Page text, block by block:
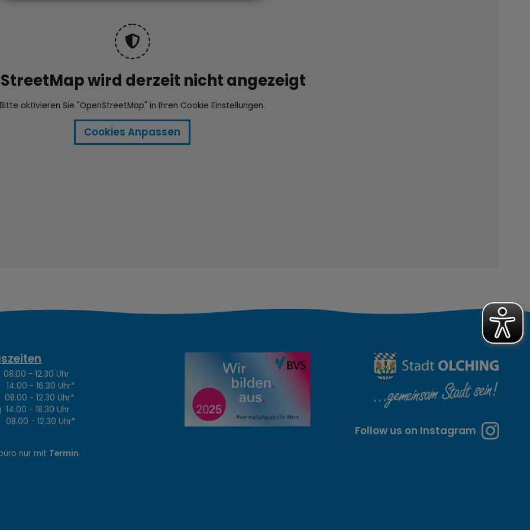
wird derzeit nicht angezeigt
Bitte aktivieren Sie "OpenStreetMap" in Ihren Cookie Einstellungen.
Cookies Anpassen
- 12.30 Uhr
- 16.30 Uhr*
- 12.30 Uhr*
- 18.30 Uhr
- 12.30 Uhr*
nur mit Termin
Follow us on Instagram